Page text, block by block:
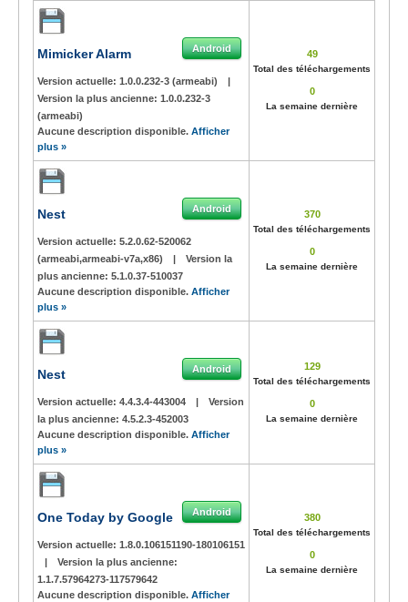
Mimicker Alarm Android
Version actuelle: 1.0.0.232-3 (armeabi)
|
Version la plus ancienne: 1.0.0.232-3
(armeabi)
Aucune description disponible. Afficher
plus »
49
Total des téléchargements
0
La semaine dernière
Nest Android
Version actuelle: 5.2.0.62-520062
(armeabi,armeabi-v7a,x86)
|
Version la
plus ancienne: 5.1.0.37-510037
Aucune description disponible. Afficher
plus »
370
Total des téléchargements
0
La semaine dernière
Nest Android
Version actuelle: 4.4.3.4-443004 |
Version
la plus ancienne: 4.5.2.3-452003
Aucune description disponible. Afficher
plus »
129
Total des téléchargements
0
La semaine dernière
One Today by Google Android
Version actuelle: 1.8.0.106151190-180106151
|
Version la plus ancienne:
1.1.7.57964273-117579642
Aucune description disponible. Afficher
380
Total des téléchargements
0
La semaine dernière